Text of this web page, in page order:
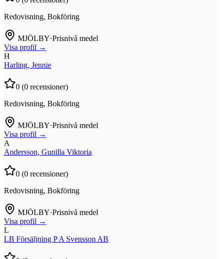
Redovisning, Bokföring
MJÖLBY·Prisnivå medel
Visa profil →
H
Harling, Jennie
0 (0 recensioner)
Redovisning, Bokföring
MJÖLBY·Prisnivå medel
Visa profil →
A
Andersson, Gunilla Viktoria
0 (0 recensioner)
Redovisning, Bokföring
MJÖLBY·Prisnivå medel
Visa profil →
L
LB Försäljning P A Svensson AB